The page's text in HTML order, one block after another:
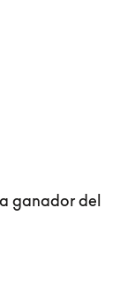
ganador del